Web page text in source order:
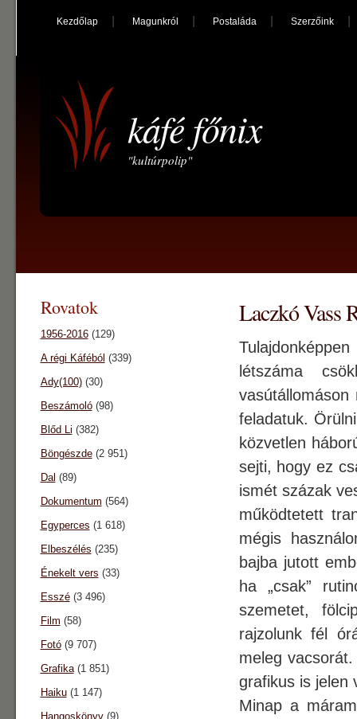
Kezdőlap Magunkról Postaláda Szerzőink
káfé főnix
"kultúrpolip"
Laczkó Vass
létszáma
feladatuk.
közvetlen
sejti, hogy ez
ismét százak
működtetett
mégis
bajba jutott
ha „csak”
szemetet,
rajzolunk fél
meleg
grafikus is jelen
Minap a
Rovatok
1956-2016(129)
A régi Káféból (339)
Ady(100)(30)
Beszámoló(98)
Blőd Li (382)
Böngészde(2 951)
Dal (89)
Dokumentum (564)
Egyperces (1 618)
Elbeszélés (235)
Énekelt vers (33)
Esszé(3 496)
Film (58)
Fotó(9 707)
Grafika(1 851)
Haiku(1 147)
Hangoskönyv(9)